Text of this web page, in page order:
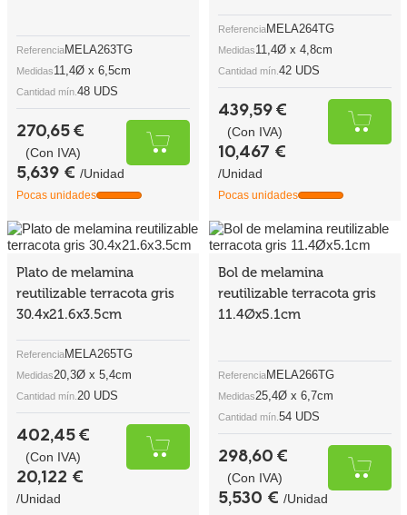
ReferenciaMELA263TG
Medidas11,4Ø x 6,5cm
Cantidad mín. 48 UDS
270,65 €
(Con IVA)
5,639 € /Unidad
Pocas unidades
ReferenciaMELA264TG
Medidas11,4Ø x 4,8cm
Cantidad mín. 42 UDS
439,59 €
(Con IVA)
10,467 €
/Unidad
Pocas unidades
Plato de melamina
reutilizable terracota gris
30.4x21.6x3.5cm
ReferenciaMELA265TG
Medidas20,3Ø x 5,4cm
Cantidad mín. 20 UDS
402,45 €
(Con IVA)
20,122 €
/Unidad
Bol de melamina
reutilizable terracota gris
11.4Øx5.1cm
ReferenciaMELA266TG
Medidas25,4Ø x 6,7cm
Cantidad mín. 54 UDS
298,60 €
(Con IVA)
5,530 € /Unidad